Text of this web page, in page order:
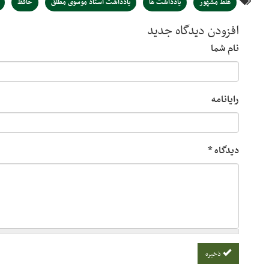
غلط مشهور یادداشت ها یادداشت استاد موسوی مطلق حافظ
افزودن دیدگاه جدید
نام شما
رایانامه
دیدگاه*